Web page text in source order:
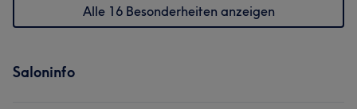
Alle 16 Besonderheiten anzeigen
Saloninfo